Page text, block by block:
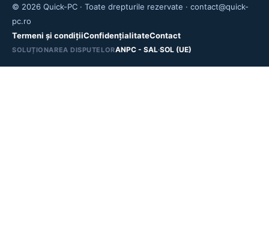
© 2026 Quick-PC · Toate drepturile rezervate · contact@quick-
pc.ro
Termeni și condițiiConfidențialitateContact
SOLUȚIONAREA DISPUTELORANPC - SAL·SOL (UE)